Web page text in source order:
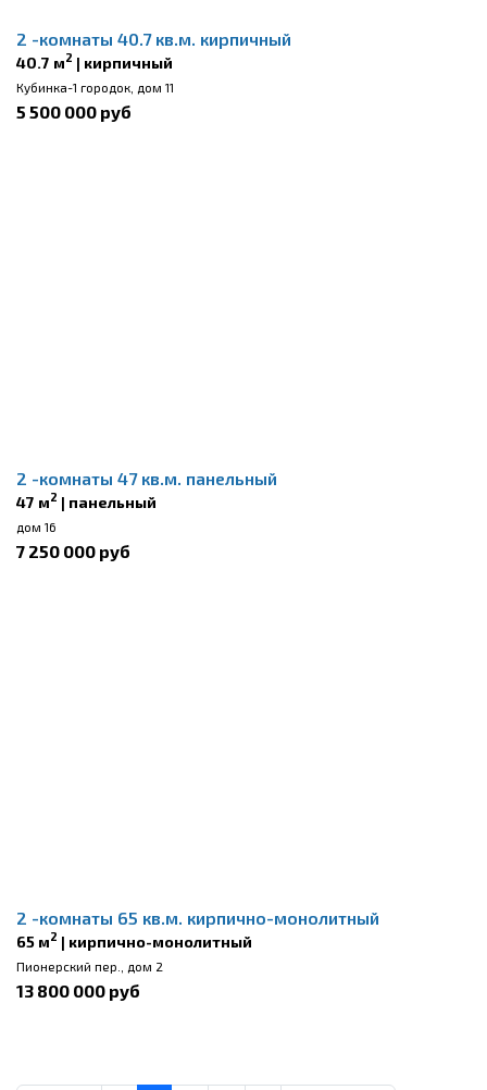
2 -комнаты 40.7 кв.м. кирпичный
40.7 м2 | кирпичный
Кубинка-1 городок, дом 11
5 500 000 руб
2 -комнаты 47 кв.м. панельный
47 м2 | панельный
дом 16
7 250 000 руб
2 -комнаты 65 кв.м. кирпично-монолитный
65 м2 | кирпично-монолитный
Пионерский пер., дом 2
13 800 000 руб